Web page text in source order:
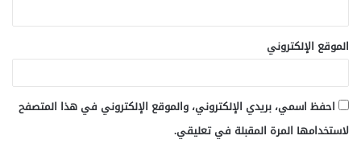
الموقع الإلكتروني
احفظ اسمي، بريدي الإلكتروني، والموقع الإلكتروني في هذا المتصفح
لاستخدامها المرة المقبلة في تعليقي.